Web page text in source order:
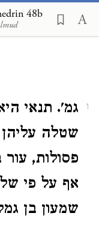
48b
1
גמ'. תנאי
שטלה
פסולות,
אף על פי
שמעון בן